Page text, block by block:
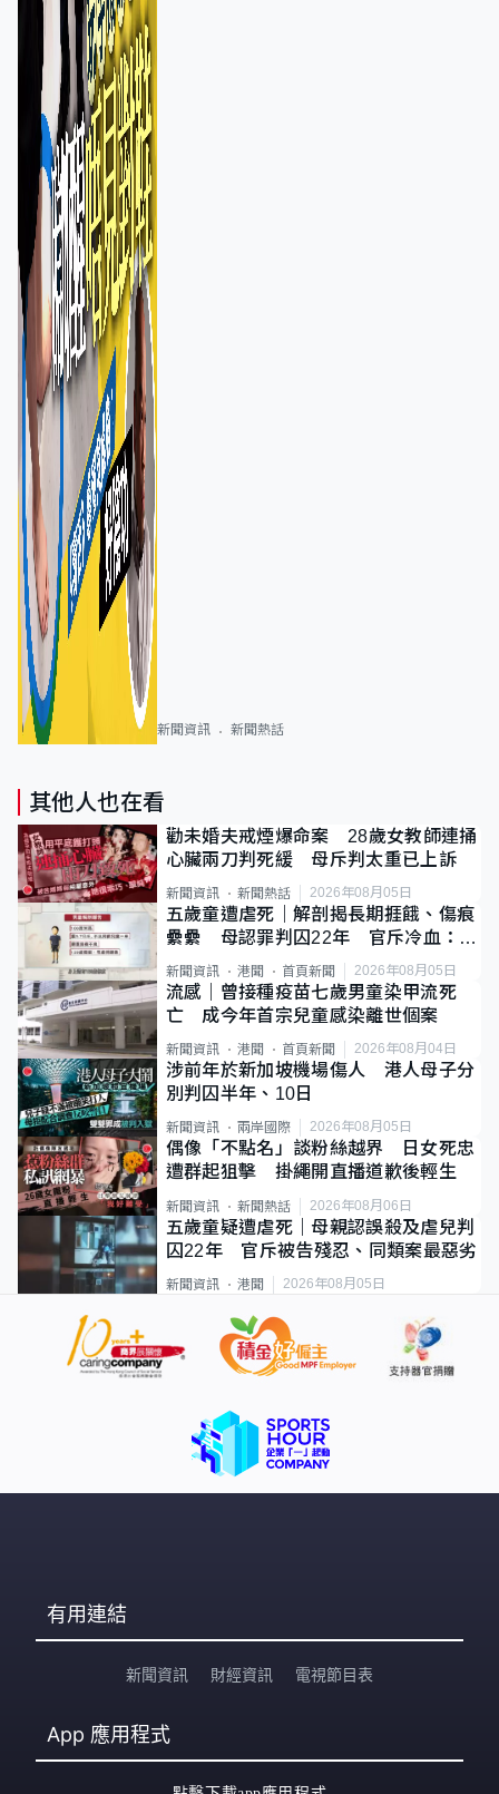
新聞資訊 新聞熱話
其他人也在看
勸未婚夫戒煙爆命案 28歲女教師連捅
心臟兩刀判死緩 母斥判太重已上訴
新聞資訊 新聞熱話 2026年08月05日
五歲童遭虐死｜解剖揭長期捱餓、傷痕
纍纍 母認罪判囚22年 官斥冷血：同
類案最惡劣
新聞資訊 港聞 首頁新聞 2026年08月05日
流感｜曾接種疫苗七歲男童染甲流死
亡 成今年首宗兒童感染離世個案
新聞資訊 港聞 首頁新聞 2026年08月04日
涉前年於新加坡機場傷人 港人母子分
別判囚半年、10日
新聞資訊 兩岸國際 2026年08月05日
偶像「不點名」談粉絲越界 日女死忠
遭群起狙擊 掛繩開直播道歉後輕生
新聞資訊 新聞熱話 2026年08月06日
五歲童疑遭虐死｜母親認誤殺及虐兒判
囚22年 官斥被告殘忍、同類案最惡劣
新聞資訊 港聞 2026年08月05日
有用連結
新聞資訊 財經資訊 電視節目表
App 應用程式